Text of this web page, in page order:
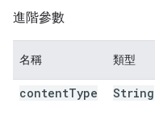
進階參數
名稱 類型
contentType String